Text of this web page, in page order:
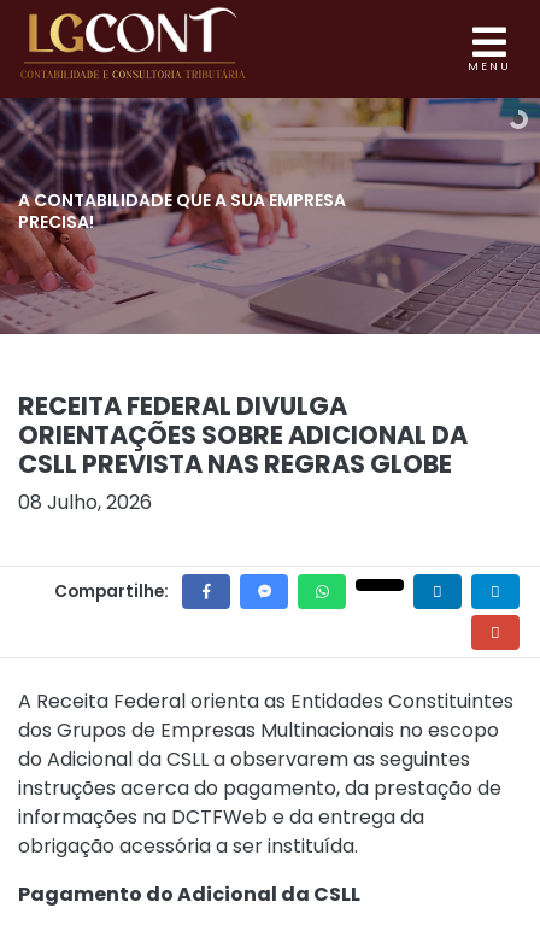
MENU
A CONTABILIDADE QUEA SUA EMPRESA
PRECISA!
RECEITA FEDERAL DIVULGA
ORIENTAÇÕES SOBRE ADICIONAL DA
CSLL PREVISTA NAS REGRAS GLOBE
08 Julho, 2026
Compartilhe:
A Receita Federal orienta as Entidades Constituintes
dos Grupos de Empresas Multinacionais no escopo
do Adicional da CSLL a observarem as seguintes
instruções acerca do pagamento, da prestação de
informações na DCTFWeb e da entrega da
obrigação acessória a ser instituída.
Pagamento do Adicional da CSLL